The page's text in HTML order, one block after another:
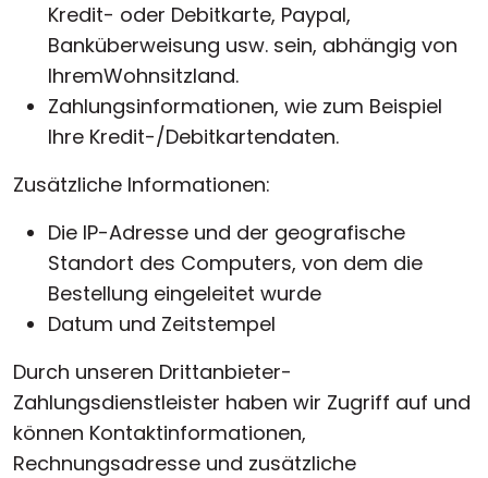
Kredit- oder Debitkarte, Paypal,
Banküberweisung usw. sein, abhängig von
IhremWohnsitzland.
Zahlungsinformationen, wie zum Beispiel
Ihre Kredit-/Debitkartendaten.
Zusätzliche Informationen:
Die IP-Adresse und der geografische
Standort des Computers, von dem die
Bestellung eingeleitet wurde
Datum und Zeitstempel
Durch unseren Drittanbieter-
Zahlungsdienstleister haben wir Zugriff auf und
können Kontaktinformationen,
Rechnungsadresse und zusätzliche